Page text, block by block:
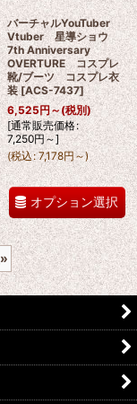
バーチャルYouTuber
Vtuber 星導ショウ
7th Anniversary
OVERTURE コスプレ
靴/ブーツ コスプレ衣
装 [ACS-7437]
6,525円～(税別)
[通常販売価格:
7,250円～]
(税込: 7,178円 ～)
オプション選択
»